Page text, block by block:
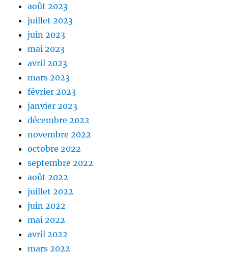
août 2023
juillet 2023
juin 2023
mai 2023
avril 2023
mars 2023
février 2023
janvier 2023
décembre 2022
novembre 2022
octobre 2022
septembre 2022
août 2022
juillet 2022
juin 2022
mai 2022
avril 2022
mars 2022